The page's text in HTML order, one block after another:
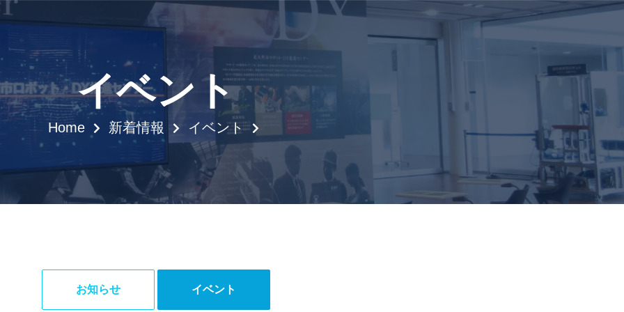
イベント
Home 新着情報 イベント
お知らせ イベント